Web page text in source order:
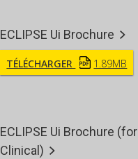
ECLIPSE Ui Brochure
TÉLÉCHARGER 1.89MB
ECLIPSE Ui Brochure (for
Clinical)